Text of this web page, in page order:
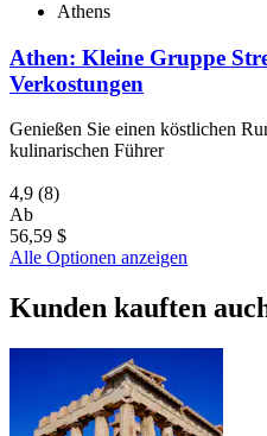
Athens
Athen: Kleine Gruppe
Verkostungen
Genießen Sie einen köstlichen
kulinarischen Führer
4,9 (8)
Ab
56,59 $
Alle Optionen anzeigen
Kunden kauften